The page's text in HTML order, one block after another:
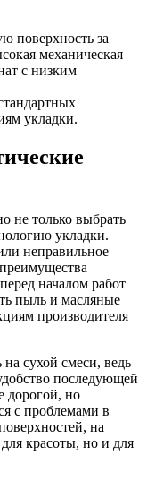
поверхность за
механическая
с низким
укладки.
не только выбрать
укладки.
неправильное
началом работ
пыль и масляные
производителя
сухой смеси, ведь
последующей
дорогой, но
с проблемами в
на
красоты, но и для